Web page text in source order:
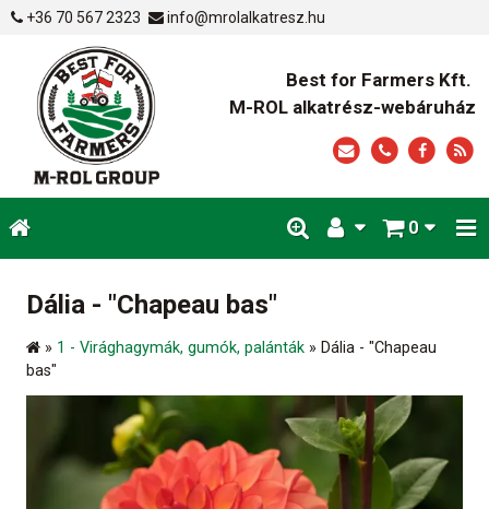
+36 70 567 2323 info@mrolalkatresz.hu
Best for Farmers Kft.
M-ROL alkatrész-webáruház
0
Dália - "Chapeau bas"
» 1 - Virághagymák, gumók, palánták » Dália - "Chapeau
bas"